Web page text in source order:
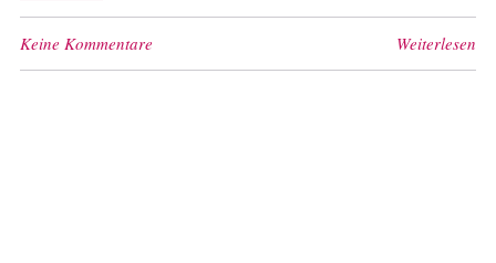
Keine Kommentare Weiterlesen